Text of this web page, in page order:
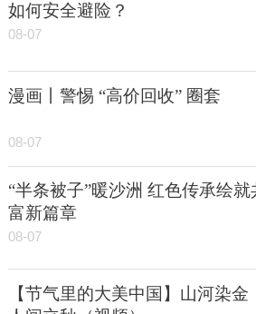
如何安全避险？
08-07
漫画丨警惕 “高价回收” 圈套
08-07
“半条被子”暖沙洲 红色传承绘就
富新篇章
08-07
【节气里的大美中国】山河染金